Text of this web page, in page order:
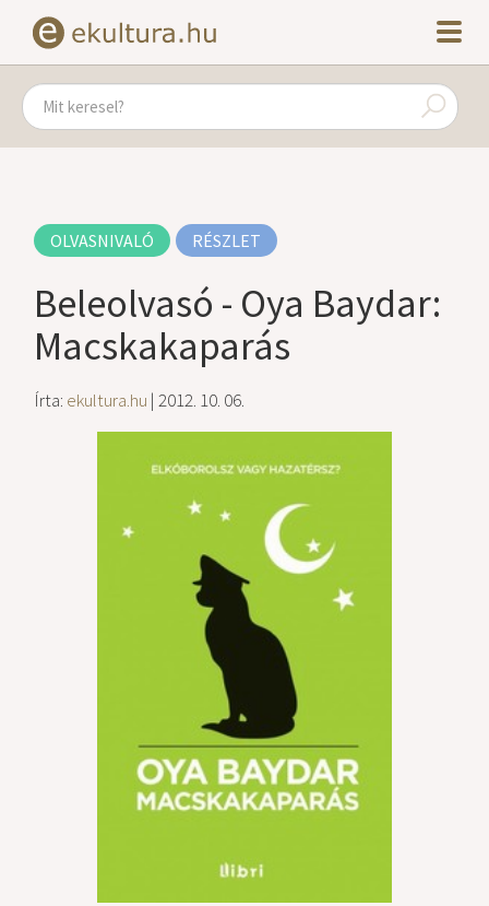
OLVASNIVALÓ RÉSZLET
Beleolvasó - Oya Baydar:
Macskakaparás
Írta: ekultura.hu | 2012. 10. 06.